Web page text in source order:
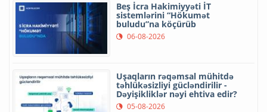
Beş İcra Hakimiyyəti İT
sistemlərini “Hökumət
buludu”na köçürüb
06-08-2026
Uşaqların rəqəmsal mühitdə
təhlükəsizliyi gücləndirilir -
Dəyişikliklər nəyi ehtiva edir?
05-08-2026